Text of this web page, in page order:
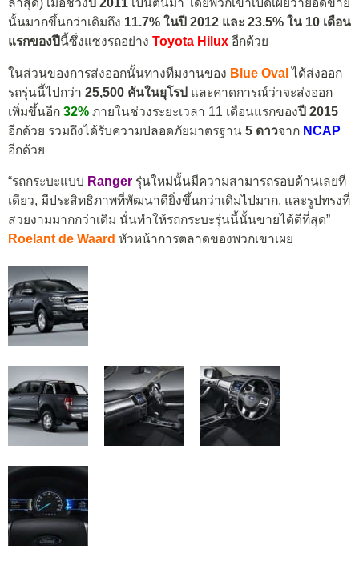
ล่าสุด) เมื่อช่วงปี 2011 เป็นต้นมา โดยพวกเขาเปิดเผยว่ายอดขาย
นั้นมากขึ้นกว่าเดิมถึง 11.7% ในปี 2012 และ 23.5% ใน 10 เดือน
แรกของปีนี้ซึ่งแซงรถอย่าง Toyota Hilux อีกด้วย
ในส่วนของการส่งออกนั้นทางทีมงานของ Blue Oval ได้ส่งออก
รถรุ่นนี้ไปกว่า 25,500 คันในยุโรป และคาดการณ์ว่าจะส่งออก
เพิ่มขึ้นอีก 32% ภายในช่วงระยะเวลา 11 เดือนแรกของปี 2015
อีกด้วย รวมถึงได้รับความปลอดภัยมาตรฐาน 5 ดาวจาก NCAP
อีกด้วย
“รถกระบะแบบ Ranger รุ่นใหม่นั้นมีความสามารถรอบด้านเลยที
เดียว, มีประสิทธิภาพที่พัฒนาดียิ่งขึ้นกว่าเดิมไปมาก, และรูปทรงที่
สวยงามมากกว่าเดิม นั่นทำให้รถกระบะรุ่นนี้นั้นขายได้ดีที่สุด”
Roelant de Waard หัวหน้าการตลาดของพวกเขาเผย